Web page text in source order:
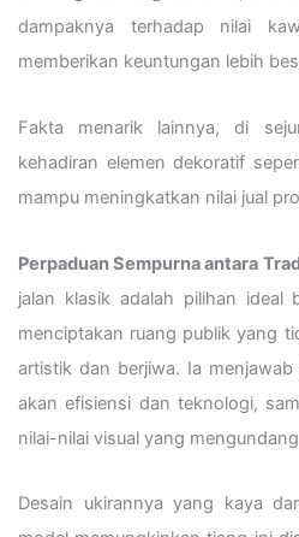
dampaknya terhadap nilai
memberikan keuntungan lebih
Fakta menarik lainnya, di
kehadiran elemen dekoratif
mampu meningkatkan nilai jual
Perpaduan Sempurna antara
jalan klasik adalah pilihan ideal
menciptakan ruang publik yang
artistik dan berjiwa. Ia
akan efisiensi dan teknologi,
nilai-nilai visual yang
Desain ukirannya yang kaya